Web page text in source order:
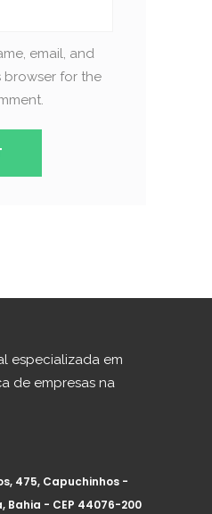
email, and
browser for the
especializada em
de empresas na
475, Capuchinhos -
Bahia - CEP 44076-200